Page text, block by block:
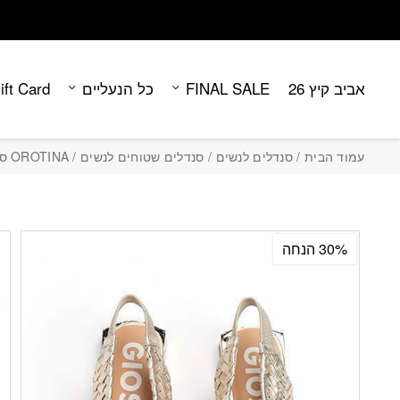
אביב קיץ 26 FINAL SALE כל הנעליים Card
עמוד הבית / סנדלים לנשים / סנדלים שטוחים לנשים / OROTINA סנדל שטוח סגור
30% הנחה